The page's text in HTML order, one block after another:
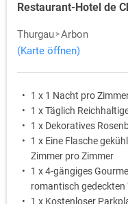
Restaurant-Hotel de
Thurgau Arbon
(Karte öffnen)
1 x 1 Nacht pro
1 x Täglich
1 x Dekoratives
1 x Eine Flasche
Zimmer pro Zimmer
1 x 4-gängiges
romantisch gedeckten
1 x Kostenloser